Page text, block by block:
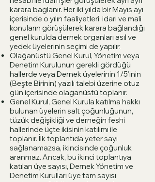
karara bağlanır. Her iki yılda bir Mayıs ayı
içerisinde o yılın faaliyetleri, idari ve mali
konuların görüşülerek karara bağlandığı
genel kurulda dernek organları asıl ve
yedek üyelerinin seçimi de yapılır.
Olağanüstü Genel Kurul, Yönetim veya
Denetim Kurulunun gerekli gördüğü
hallerde veya Dernek üyelerinin 1/5’inin
(Beşte Birinin) yazılı talebi üzerine otuz
gün içerisinde olağanüstü toplanır.
Genel Kurul, Genel Kurula katılma hakkı
bulunan üyelerin salt çoğunluğunun,
tüzük değişikliği ve derneğin feshi
hallerinde üçte ikisinin katılımı ile
toplanır. İlk toplantıda yeter sayı
sağlanamazsa, ikincisinde çoğunluk
aranmaz. Ancak, bu ikinci toplantıya
katılan üye sayısı, Dernek Yönetim ve
Denetim Kurulları üye tam sayısı